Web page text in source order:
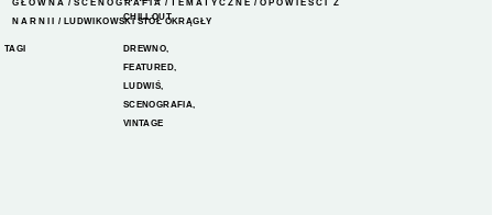
CHILLOUT
TAGI DREWNO
FEATURED,
LUDWIŚ
SCENOGRAFIA
VINTAGE
GŁÓWNA / SCENOGRAFIA / TEMATYCZNE /OPOWIEŚCI Z
NARNII
/ LUDWIKOWSKI STÓŁ OKRĄGŁY